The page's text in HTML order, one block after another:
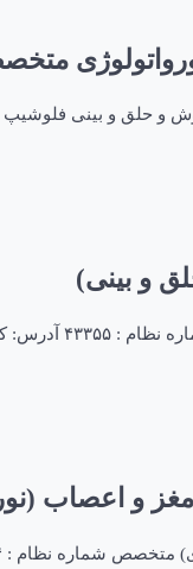
و بینی)
و اعصاب
پزشکان ثامن الحجج شماره تماس: ۰۳۲۲۲۴۳۶۶